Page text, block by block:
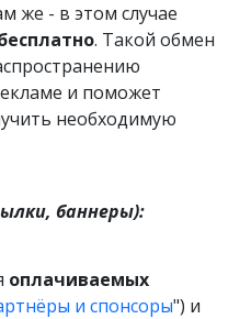
же - в этом случае
. Такой обмен
и поможет
необходимую
баннеры):
оплачиваемых
и спонсоры") и